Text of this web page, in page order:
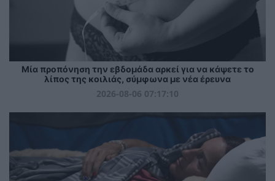
Μία προπόνηση την εβδομάδα αρκεί για να κάψετε το
λίπος της κοιλιάς, σύμφωνα με νέα έρευνα
2026-08-06 07:17:10